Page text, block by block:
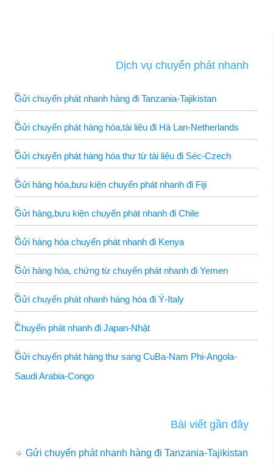
Dịch vụ chuyển phát nhanh
Gửi chuyển phát nhanh hàng đi Tanzania-Tajikistan
Gửi chuyển phát hàng hóa,tài liệu đi Hà Lan-Netherlands
Gửi chuyển phát hàng hóa thư từ tài liệu đi Séc-Czech
Gửi hàng hóa,bưu kiện chuyển phát nhanh đi Fiji
Gửi hàng,bưu kiện chuyển phát nhanh đi Chile
Gửi hàng hóa chuyển phát nhanh đi Kenya
Gửi hàng hóa, chứng từ chuyển phát nhanh đi Yemen
Gửi chuyển phát nhanh hàng hóa đi Ý-Italy
Chuyển phát nhanh đi Japan-Nhật
Gửi chuyển phát hàng thư sang CuBa-Nam Phi-Angola-
Saudi Arabia-Congo
Bài viết gần đây
Gửi chuyển phát nhanh hàng đi Tanzania-Tajikistan